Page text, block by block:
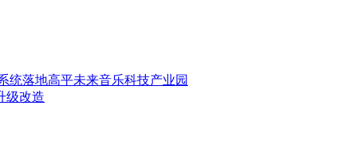
统落地高平未来音乐科技产业园
级改造